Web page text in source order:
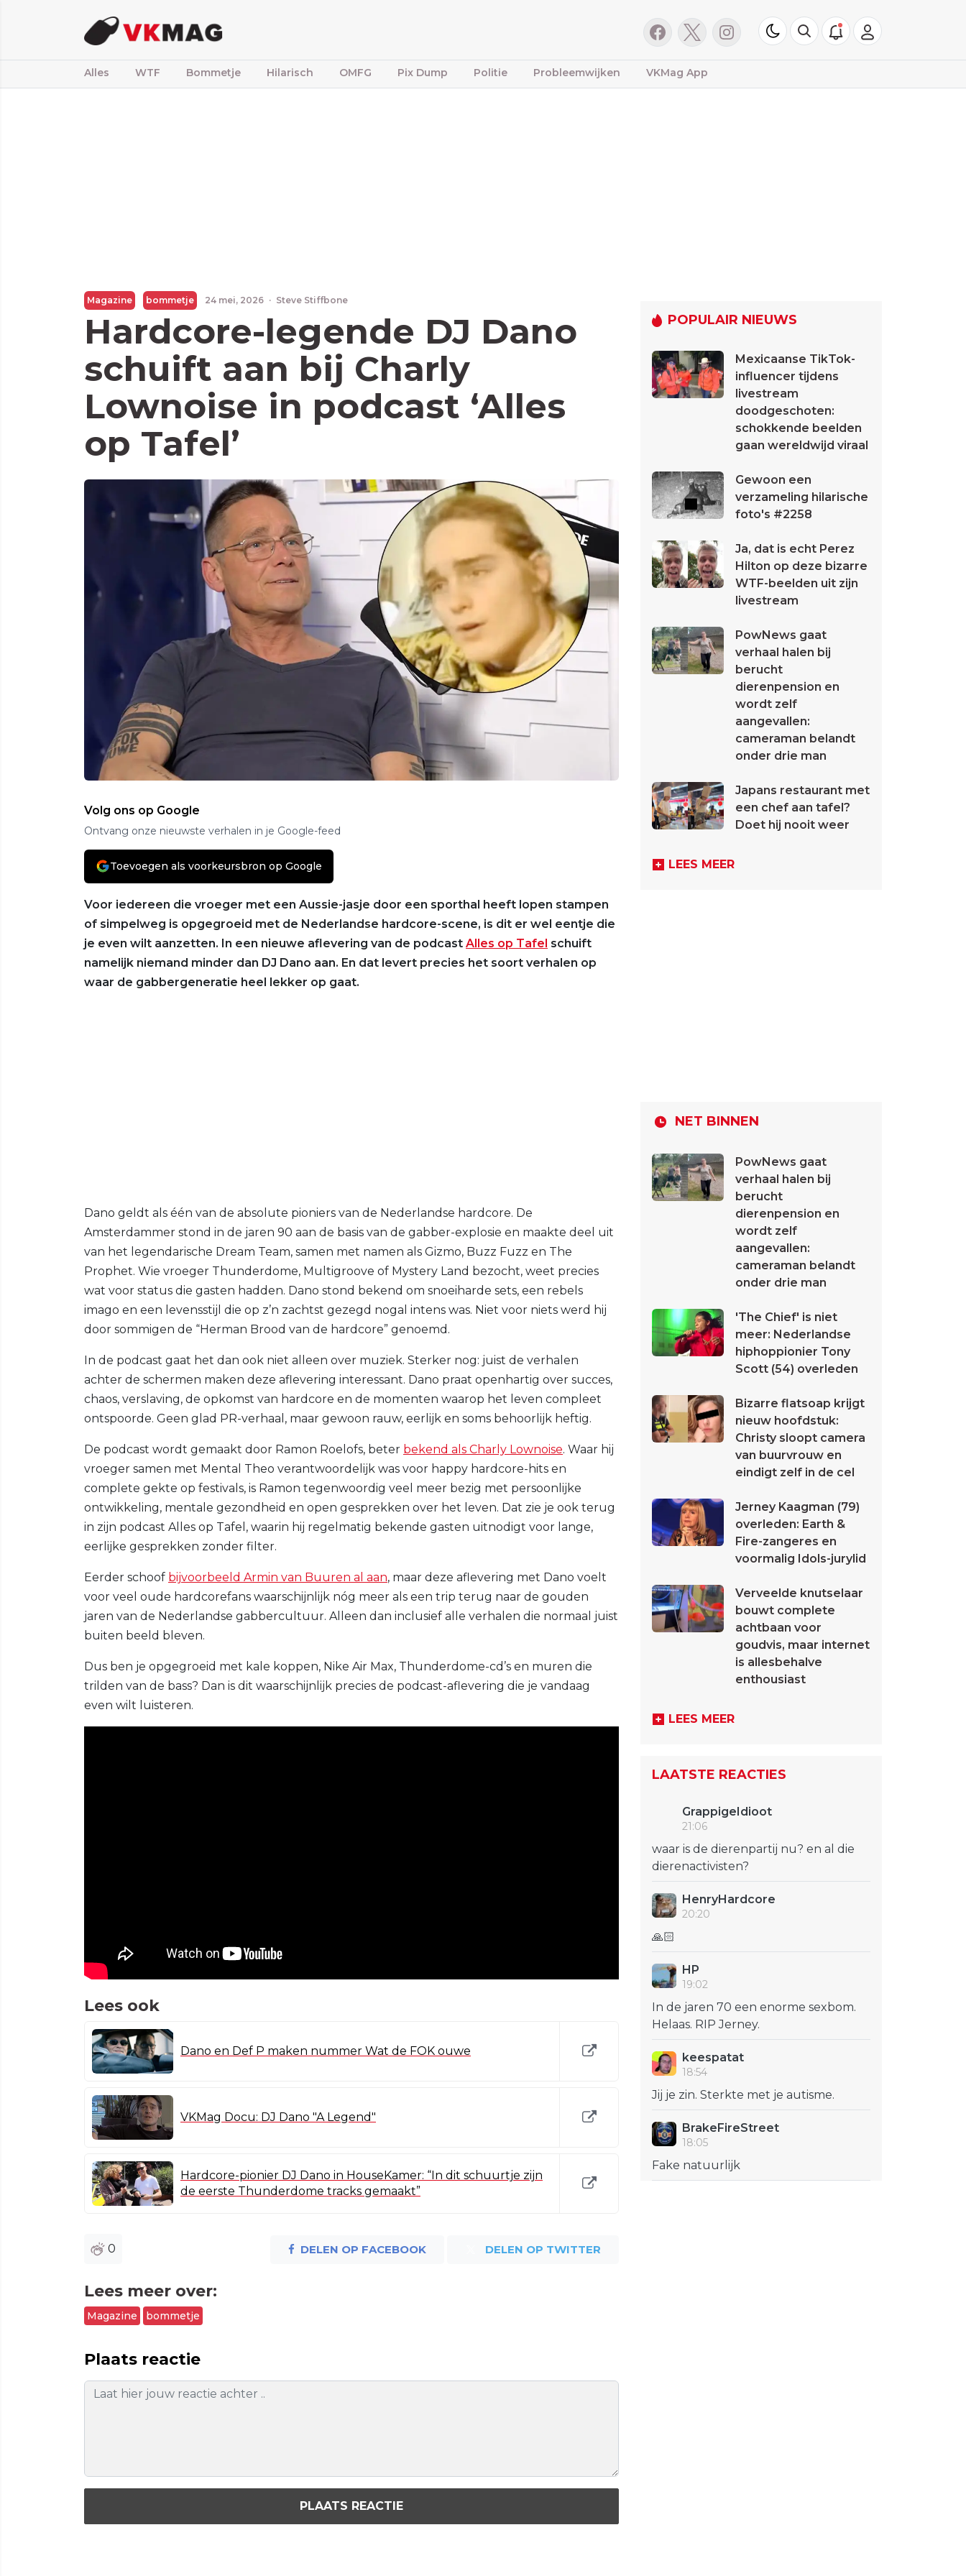
Alles WTF Bommetje Hilarisch OMFG Pix Dump Politie Probleemwijken VKMag App
Magazine bommetje 24 mei, 2026 · Steve Stiffbone
Hardcore-legende DJ Dano
schuift aan bij Charly
Lownoise in podcast ‘Alles
op Tafel’
Volg ons op Google
Ontvang onze nieuwste verhalen in je Google-feed
Toevoegen als voorkeursbron op Google
Voor iedereen die vroeger met een Aussie-jasje door een sporthal heeft lopen stampen
of simpelweg is opgegroeid met de Nederlandse hardcore-scene, is dit er wel eentje die
je even wilt aanzetten. In een nieuwe aflevering van de podcast Alles op Tafel schuift
namelijk niemand minder dan DJ Dano aan. En dat levert precies het soort verhalen op
waar de gabbergeneratie heel lekker op gaat.
Dano geldt als één van de absolute pioniers van de Nederlandse hardcore. De
Amsterdammer stond in de jaren 90 aan de basis van de gabber-explosie en maakte deel uit
van het legendarische Dream Team, samen met namen als Gizmo, Buzz Fuzz en The
Prophet. Wie vroeger Thunderdome, Multigroove of Mystery Land bezocht, weet precies
wat voor status die gasten hadden. Dano stond bekend om snoeiharde sets, een rebels
imago en een levensstijl die op z’n zachtst gezegd nogal intens was. Niet voor niets werd hij
door sommigen de “Herman Brood van de hardcore” genoemd.
In de podcast gaat het dan ook niet alleen over muziek. Sterker nog: juist de verhalen
achter de schermen maken deze aflevering interessant. Dano praat openhartig over succes,
chaos, verslaving, de opkomst van hardcore en de momenten waarop het leven compleet
ontspoorde. Geen glad PR-verhaal, maar gewoon rauw, eerlijk en soms behoorlijk heftig.
De podcast wordt gemaakt door Ramon Roelofs, beter bekend als Charly Lownoise. Waar hij
vroeger samen met Mental Theo verantwoordelijk was voor happy hardcore-hits en
complete gekte op festivals, is Ramon tegenwoordig veel meer bezig met persoonlijke
ontwikkeling, mentale gezondheid en open gesprekken over het leven. Dat zie je ook terug
in zijn podcast Alles op Tafel, waarin hij regelmatig bekende gasten uitnodigt voor lange,
eerlijke gesprekken zonder filter.
Eerder schoof bijvoorbeeld Armin van Buuren al aan, maar deze aflevering met Dano voelt
voor veel oude hardcorefans waarschijnlijk nóg meer als een trip terug naar de gouden
jaren van de Nederlandse gabbercultuur. Alleen dan inclusief alle verhalen die normaal juist
buiten beeld bleven.
Dus ben je opgegroeid met kale koppen, Nike Air Max, Thunderdome-cd’s en muren die
trilden van de bass? Dan is dit waarschijnlijk precies de podcast-aflevering die je vandaag
even wilt luisteren.
Lees ook
Dano en Def P maken nummer Wat de FOK ouwe
VKMag Docu: DJ Dano "A Legend"
Hardcore-pionier DJ Dano in HouseKamer: “In dit schuurtje zijn
de eerste Thunderdome tracks gemaakt”
0 DELEN OP FACEBOOK DELEN OP TWITTER
Lees meer over:
Magazine bommetje
Plaats reactie
PLAATS REACTIE
POPULAIR NIEUWS
Mexicaanse TikTok-
influencer tijdens
livestream
doodgeschoten:
schokkende beelden
gaan wereldwijd viraal
Gewoon een
verzameling hilarische
foto's #2258
Ja, dat is echt Perez
Hilton op deze bizarre
WTF-beelden uit zijn
livestream
PowNews gaat
verhaal halen bij
berucht
dierenpension en
wordt zelf
aangevallen:
cameraman belandt
onder drie man
Japans restaurant met
een chef aan tafel?
Doet hij nooit weer
LEES MEER
NET BINNEN
PowNews gaat
verhaal halen bij
berucht
dierenpension en
wordt zelf
aangevallen:
cameraman belandt
onder drie man
'The Chief' is niet
meer: Nederlandse
hiphoppionier Tony
Scott (54) overleden
Bizarre flatsoap krijgt
nieuw hoofdstuk:
Christy sloopt camera
van buurvrouw en
eindigt zelf in de cel
Jerney Kaagman (79)
overleden: Earth &
Fire-zangeres en
voormalig Idols-jurylid
Verveelde knutselaar
bouwt complete
achtbaan voor
goudvis, maar internet
is allesbehalve
enthousiast
LEES MEER
LAATSTE REACTIES
GrappigeIdioot
21:06
waar is de dierenpartij nu? en al die
dierenactivisten?
HenryHardcore
20:20
🙏🏻
HP
19:02
In de jaren 70 een enorme sexbom.
Helaas. RIP Jerney.
keespatat
18:54
Jij je zin. Sterkte met je autisme.
BrakeFireStreet
18:05
Fake natuurlijk